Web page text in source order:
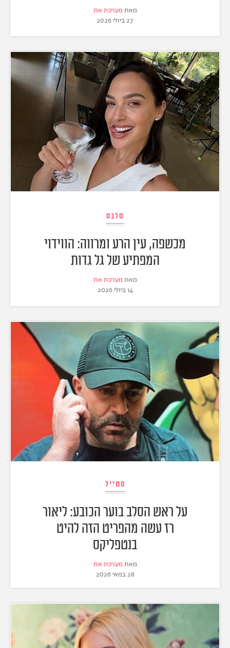
מאת מערכת את
27 ביולי 2026
סלבס
מכשפה, עין הרע ומרווה: הווידוי
המפתיע של גל גדות
מאת מערכת את
14 ביולי 2026
סטייל
על ראש הסלב בוער הכובע: ליאור
רז עשה מהפריט הזה להיט
בנטפליקס
מאת מערכת את
28 במאי 2026